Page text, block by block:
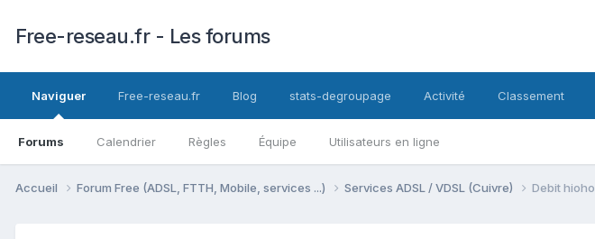
Free-reseau.fr - Les forums
Naviguer
Forums Calendrier Règles Équipe Utilisateurs en ligne
Free-reseau.fr Blog stats-degroupage Activité Classement
Accueil Forum Free (ADSL, FTTH, Mobile, services ...) Services ADSL / VDSL (Cuivre) Debit hioho